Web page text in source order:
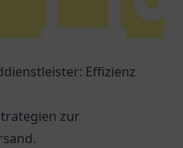
Effizienz
zur